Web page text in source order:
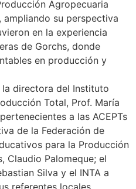
Agropecuaria
ampliando su perspectiva
en la experiencia
de Gorchs, donde
en producción y
directora del Instituto
Total, Prof. María
a las ACEPTs
de la Federación de
para la Producción
Claudio Palomeque; el
Silva y el INTA a